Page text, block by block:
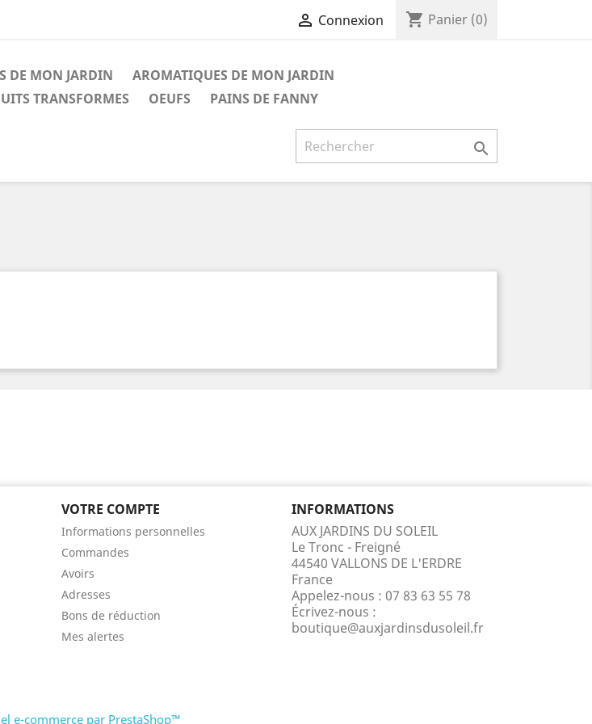
 Connexion shopping_cart Panier (0)
DE MON JARDIN
AROMATIQUES DE MON JARDIN
TRANSFORMES OEUFS PAINS DE FANNY

VOTRE COMPTE
Informations personnelles
Commandes
Avoirs
Adresses
Bons de réduction
Mes alertes
INFORMATIONS
AUX JARDINS DU SOLEIL
Le Tronc - Freigné
44540 VALLONS DE L'ERDRE
France
Appelez-nous : 07 83 63 55 78
Écrivez-nous :
boutique@auxjardinsdusoleil.fr
e-commerce par PrestaShop™